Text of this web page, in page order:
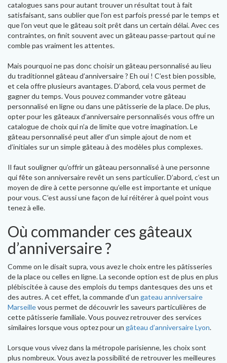
catalogues sans pour autant trouver un résultat tout à fait
satisfaisant, sans oublier que l’on est parfois pressé par le temps et
que l’on veut que le gâteau soit prêt dans un certain délai. Avec ces
contraintes, on finit souvent avec un gâteau passe-partout qui ne
comble pas vraiment les attentes.
Mais pourquoi ne pas donc choisir un gâteau personnalisé au lieu
du traditionnel gâteau d’anniversaire ? Eh oui ! C’est bien possible,
et cela offre plusieurs avantages. D’abord, cela vous permet de
gagner du temps. Vous pouvez commander votre gâteau
personnalisé en ligne ou dans une pâtisserie de la place. De plus,
opter pour les gâteaux d’anniversaire personnalisés vous offre un
catalogue de choix qui n’a de limite que votre imagination. Le
gâteau personnalisé peut aller d’un simple ajout de nom et
d’initiales sur un simple gâteau à des modèles plus complexes.
Il faut souligner qu’offrir un gâteau personnalisé à une personne
qui fête son anniversaire revêt un sens particulier. D’abord, c’est un
moyen de dire à cette personne qu’elle est importante et unique
pour vous. C’est aussi une façon de lui réitérer à quel point vous
tenez à elle.
Où commander ces gâteaux
d’anniversaire ?
Comme on le disait supra, vous avez le choix entre les pâtisseries
de la place ou celles en ligne. La seconde option est de plus en plus
plébiscitée à cause des emplois du temps dantesques des uns et
des autres. A cet effet, la commande d’un gateau anniversaire
Marseillevous permet de découvrir les saveurs particulières de
cette pâtisserie familiale. Vous pouvez retrouver des services
similaires lorsque vous optez pour un gâteau d’anniversaire Lyon.
Lorsque vous vivez dans la métropole parisienne, les choix sont
plus nombreux. Vous avez la possibilité de retrouver les meilleures